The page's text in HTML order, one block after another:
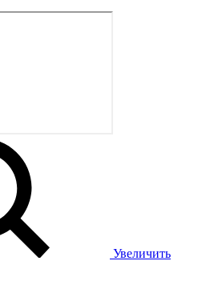
Увеличить